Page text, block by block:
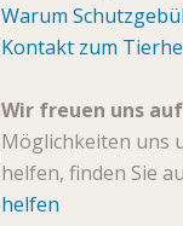
Warum
Kontakt zum
Wir freuen uns
Möglichkeiten uns
helfen, finden Sie
helfen